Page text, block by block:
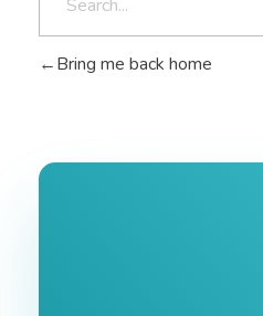
Bring me back home